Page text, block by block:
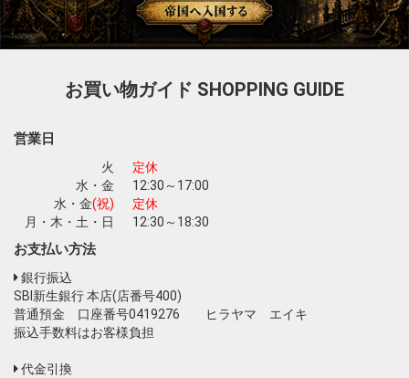
お買い物ガイド SHOPPING GUIDE
営業日
火
定休
水・金
12:30～17:00
水・金(祝)
定休
月・木・土・日
12:30～18:30
お支払い方法
銀行振込
SBI新生銀行 本店(店番号400)
普通預金 口座番号0419276 ヒラヤマ エイキ
振込手数料はお客様負担
代金引換